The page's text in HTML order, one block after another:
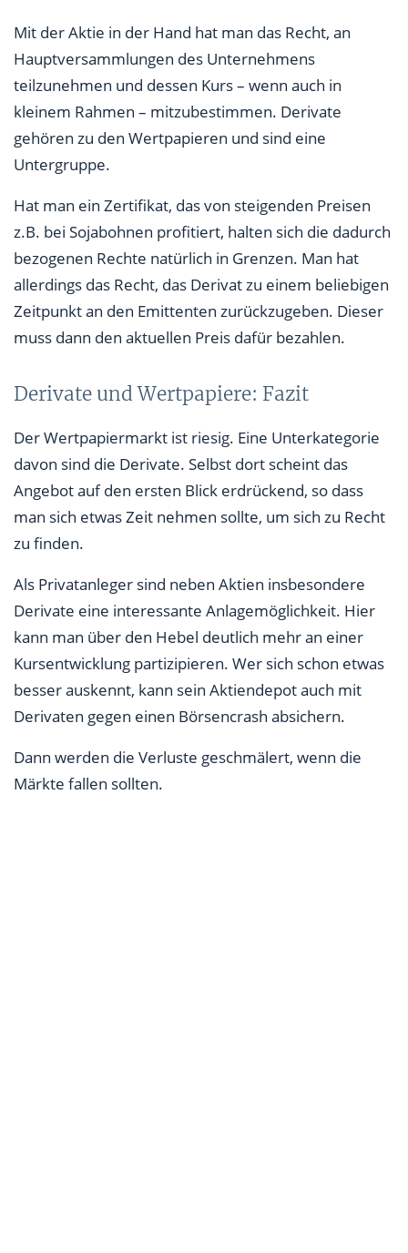
Mit der Aktie in der Hand hat man das Recht, an
Hauptversammlungen des Unternehmens
teilzunehmen und dessen Kurs – wenn auch in
kleinem Rahmen – mitzubestimmen. Derivate
gehören zu den Wertpapieren und sind eine
Untergruppe.
Hat man ein Zertifikat, das von steigenden Preisen
z.B. bei Sojabohnen profitiert, halten sich die dadurch
bezogenen Rechte natürlich in Grenzen. Man hat
allerdings das Recht, das Derivat zu einem beliebigen
Zeitpunkt an den Emittenten zurückzugeben. Dieser
muss dann den aktuellen Preis dafür bezahlen.
Derivate und Wertpapiere: Fazit
Der Wertpapiermarkt ist riesig. Eine Unterkategorie
davon sind die Derivate. Selbst dort scheint das
Angebot auf den ersten Blick erdrückend, so dass
man sich etwas Zeit nehmen sollte, um sich zu Recht
zu finden.
Als Privatanleger sind neben Aktien insbesondere
Derivate eine interessante Anlagemöglichkeit. Hier
kann man über den Hebel deutlich mehr an einer
Kursentwicklung partizipieren. Wer sich schon etwas
besser auskennt, kann sein Aktiendepot auch mit
Derivaten gegen einen Börsencrash absichern.
Dann werden die Verluste geschmälert, wenn die
Märkte fallen sollten.